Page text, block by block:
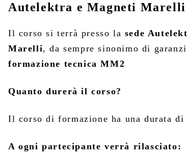
Autelektra e Magneti
Il corso si terrà presso la sede
Marelli, da sempre sinonimo di
formazione tecnica MM2
Quanto durerà il corso?
Il corso di formazione ha una durata di
A ogni partecipante verrà rilasciato: